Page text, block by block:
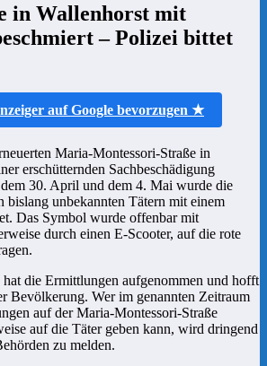
in Wallenhorst mit
– Polizei bittet
auf Google bevorzugen ★
Maria-Montessori-Straße in
erschütternden Sachbeschädigung
30. April und dem 4. Mai wurde die
bislang unbekannten Tätern mit einem
Das Symbol wurde offenbar mit
durch einen E-Scooter, auf die rote
die Ermittlungen aufgenommen und hofft
Bevölkerung. Wer im genannten Zeitraum
auf der Maria-Montessori-Straße
auf die Täter geben kann, wird dringend
zu melden.